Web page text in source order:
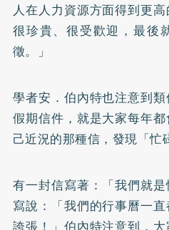
人在人力資源方面得到更
很珍貴、很受歡迎，最後
徵。」
學者安．伯內特也注意到
假期信件，就是大家每年
己近況的那種信，發現「忙
有一封信寫著：「我們就
寫說：「我們的行事曆一